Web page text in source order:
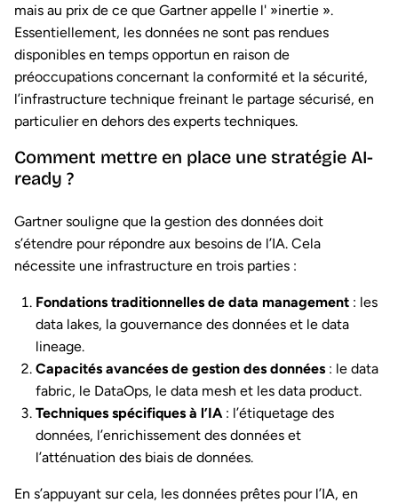
mais au prix de ce que Gartner appelle l' »inertie ».
Essentiellement, les données ne sont pas rendues
disponibles en temps opportun en raison de
préoccupations concernant la conformité et la sécurité,
l’infrastructure technique freinant le partage sécurisé, en
particulier en dehors des experts techniques.
Comment mettre en place une stratégie AI-
ready ?
Gartner souligne que la gestion des données doit
s’étendre pour répondre aux besoins de l’IA. Cela
nécessite une infrastructure en trois parties :
Fondations traditionnelles de data management : les
data lakes, la gouvernance des données et le data
lineage.
Capacités avancées de gestion des données : le data
fabric, le DataOps, le data mesh et les data product.
Techniques spécifiques à l’IA: l’étiquetage des
données, l’enrichissement des données et
l’atténuation des biais de données.
En s’appuyant sur cela, les données prêtes pour l’IA, en